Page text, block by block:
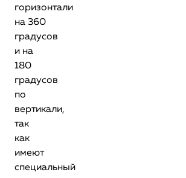
горизонтали
на 360
градусов
и на
180
градусов
по
вертикали,
так
как
имеют
специальный